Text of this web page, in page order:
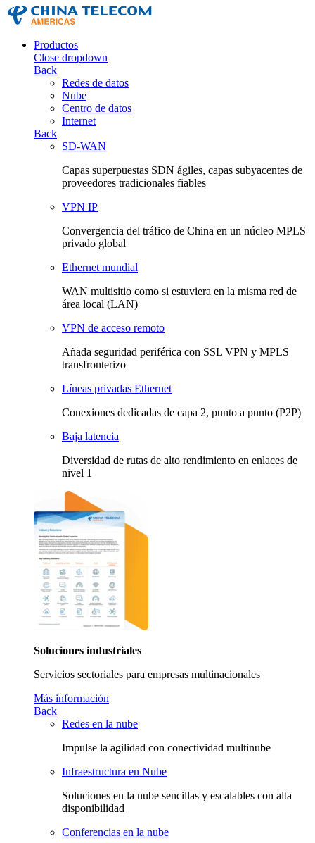
Productos
Close dropdown
Back
Redes de datos
Nube
Centro de datos
Internet
Back
SD-WAN
Capas superpuestas SDN ágiles, capas subyacentes de
proveedores tradicionales fiables
VPN IP
Convergencia del tráfico de China en un núcleo MPLS
privado global
Ethernet mundial
WAN multisitio como si estuviera en la misma red de
área local (LAN)
VPN de acceso remoto
Añada seguridad periférica con SSL VPN y MPLS
transfronterizo
Líneas privadas Ethernet
Conexiones dedicadas de capa 2, punto a punto (P2P)
Baja latencia
Diversidad de rutas de alto rendimiento en enlaces de
nivel 1
Soluciones industriales
Servicios sectoriales para empresas multinacionales
Más información
Back
Redes en la nube
Impulse la agilidad con conectividad multinube
Infraestructura en Nube
Soluciones en la nube sencillas y escalables con alta
disponibilidad
Conferencias en la nube